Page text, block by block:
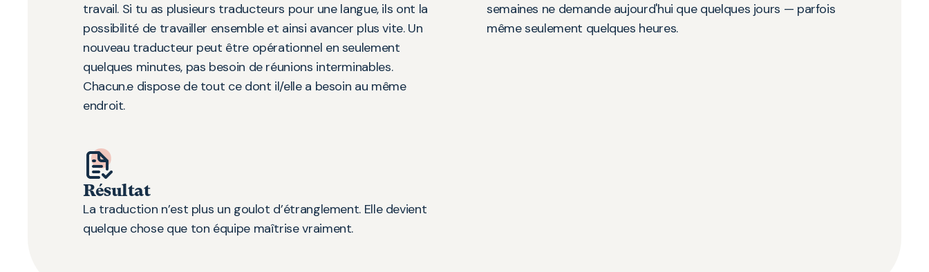
travail. Si tu as plusieurs traducteurs pour une langue, ils ont la
possibilité de travailler ensemble et ainsi avancer plus vite. Un
nouveau traducteur peut être opérationnel en seulement
quelques minutes, pas besoin de réunions interminables.
Chacun.e dispose de tout ce dont il/elle a besoin au même
endroit.
semaines ne demande aujourd'hui que quelques jours — parfois
même seulement quelques heures.
Résultat
La traduction n’est plus un goulot d’étranglement. Elle devient
quelque chose que ton équipe maîtrise vraiment.